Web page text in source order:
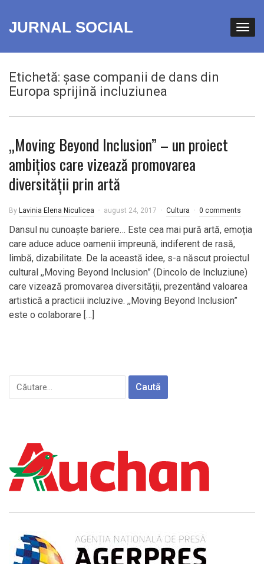
JURNAL SOCIAL
Etichetă: șase companii de dans din
Europa sprijină incluziunea
„Moving Beyond Inclusion” – un proiect
ambițios care vizează promovarea
diversității prin artă
By Lavinia Elena Niculicea august 24, 2017 Cultura 0 comments
Dansul nu cunoaște bariere… Este cea mai pură artă, emoția
care aduce aduce oamenii împreună, indiferent de rasă,
limbă, dizabilitate. De la această idee, s-a născut proiectul
cultural ,,Moving Beyond Inclusion” (Dincolo de Incluziune)
care vizează promovarea diversității, prezentând valoarea
artistică a practicii incluzive. ,,Moving Beyond Inclusion”
este o colaborare […]
Caută
după: